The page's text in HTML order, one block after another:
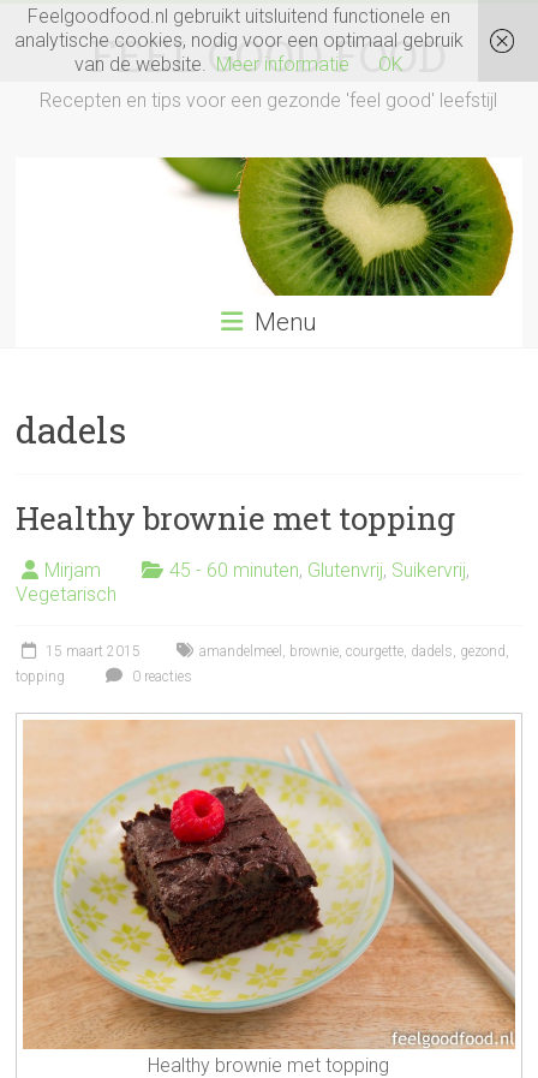
naar
FEEL GOOD FOOD
Recepten en tips voor een gezonde 'feel good' leefstijl
Menu
dadels
Healthy brownie met topping
Mirjam 45 - 60 minuten, Glutenvrij, Suikervrij,
Vegetarisch
15 maart 2015 amandelmeel brownie ,courgette dadels gezond
topping
0 reacties
Healthy brownie met topping
Feelgoodfood.nl gebruikt uitsluitend functionele en
analytische cookies, nodig voor een optimaal gebruik
van de website. Meer informatie OK